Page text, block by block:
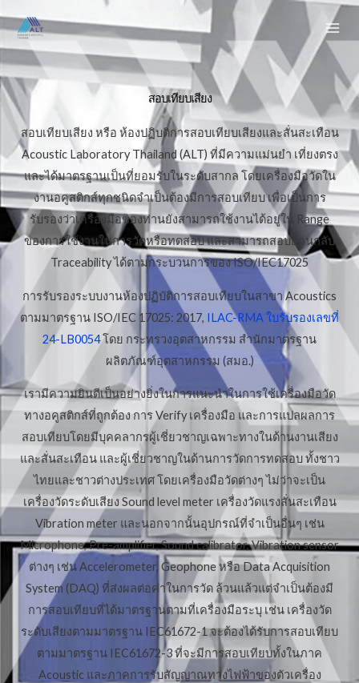
to
content
สอบเทียบเสียง
สอบเทียบเสียง หรือ ห้องปฏิบติการสอบเทียบเสียงและสั่นสะเทือน
Acoustic Laboratory Thailand (ALT) ที่มีความแม่นยำ เที่ยงตรง
และได้มาตรฐานเป็นที่ยอมรับในระดับสากล โดยเครื่องมือวัดใน
งานอคูสติกส์ทุกชนิดจำเป็นต้องมีการสอบเทียบ เพื่อเป็นการ
รับรองว่าเครื่องมือของท่านยังสามารถใช้งานได้อยู่ใน Range
ของการใช้งานในการวัดหรือทดสอบ และสามารถสอบย้อนกลับ
Traceability ได้ตามกระบวนการของ ISO/IEC17025
การรับรองระบบงานห้องปฏิบัติการสอบเทียบในสาขา Acoustics
ตามมาตรฐาน ISO/IEC 17025: 2017, ILAC-RMA ใบรับรองเลขที่
24-LB0054โดย กระทรวงอุตสาหกรรม สำนักมาตรฐาน
ผลิตภัณฑ์อุตสาหกรรม (สมอ.)
เรามีความยินดีเป็นอย่างยิ่งในการแนะนำในการใช้เครื่องมือวัด
ทางอคูสติกส์ที่ถูกต้อง การ Verify เครื่องมือ และการแปลผลการ
สอบเทียบโดยมีบุคคลากรผู้เชี่ยวชาญเฉพาะทางในด้านงานเสียง
และสั่นสะเทือน และผู้เชี่ยวชาญในด้านการวัดการทดสอบ ทั้งชาว
ไทยและชาวต่างประเทศ โดยเครื่องมือวัดต่างๆ ไม่ว่าจะเป็น
เครื่องวัดระดับเสียง Sound level meter เครื่องวัดแรงสั่นสะเทือน
Vibration meter และนอกจากนั้นอุปกรณ์ที่จำเป็นอื่นๆ เช่น
Microphone, Pre-amplifier, Sound calibrator, Vibration sensor
ต่างๆ เช่น Accelerometer, Geophone หรือ Data Acquisition
System (DAQ) ที่ส่งผลต่อค่าในการวัด ล้วนแล้วแต่จำเป็นต้องมี
การสอบเทียบที่ได้มาตรฐานตามที่เครื่องมือระบุ เช่น เครื่องวัด
ระดับเสียงตามมาตรฐาน IEC61672-1 จะต้องได้รับการสอบเทียบ
ตามมาตรฐาน IEC61672-3 ที่จะมีการสอบเทียบทั้งในภาค
Acoustic และภาคการรับสัญญาณทางไฟฟ้าของตัวเครื่อง